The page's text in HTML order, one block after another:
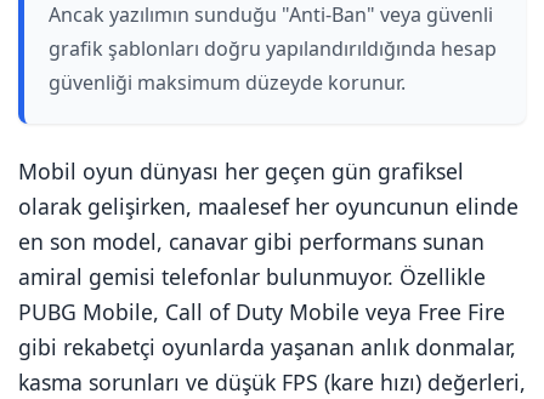
Ancak yazılımın sunduğu "Anti-Ban" veya güvenli
grafik şablonları doğru yapılandırıldığında hesap
güvenliği maksimum düzeyde korunur.
Mobil oyun dünyası her geçen gün grafiksel
olarak gelişirken, maalesef her oyuncunun elinde
en son model, canavar gibi performans sunan
amiral gemisi telefonlar bulunmuyor. Özellikle
PUBG Mobile, Call of Duty Mobile veya Free Fire
gibi rekabetçi oyunlarda yaşanan anlık donmalar,
kasma sorunları ve düşük FPS (kare hızı) değerleri,